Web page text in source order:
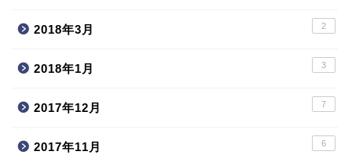
2018年3月 2
2018年1月 3
2017年12月 7
2017年11月 6